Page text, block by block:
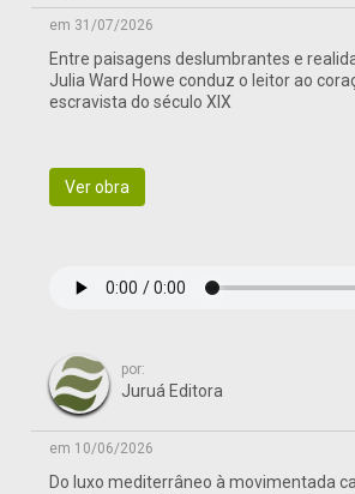
em 31/07/2026
Entre paisagens deslumbrantes e
Julia Ward Howe conduz o leitor ao
escravista do século XIX
Ver obra
por:
Juruá Editora
em 10/06/2026
Do luxo mediterrâneo à movimentada